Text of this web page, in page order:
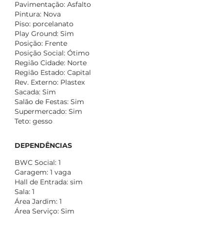
Pavimentação: Asfalto
Pintura: Nova
Piso: porcelanato
Play Ground: Sim
Posição: Frente
Posição Social: Ótimo
Região Cidade: Norte
Região Estado: Capital
Rev. Externo: Plastex
Sacada: Sim
Salão de Festas: Sim
Supermercado: Sim
Teto: gesso
DEPENDÊNCIAS
BWC Social: 1
Garagem: 1 vaga
Hall de Entrada: sim
Sala: 1
Área Jardim: 1
Área Serviço: Sim